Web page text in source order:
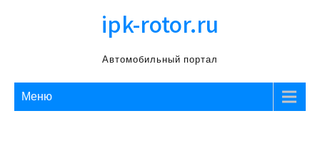
ipk-rotor.ru
Автомобильный портал
Меню